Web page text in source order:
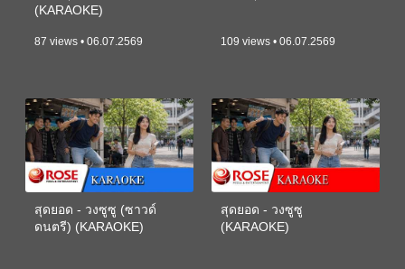
(KARAOKE)
87 views • 06.07.2569 109 views • 06.07.2569
สุดยอด - วงซูซู (ซาวด์
ดนตรี) (KARAOKE)
สุดยอด - วงซูซู
(KARAOKE)